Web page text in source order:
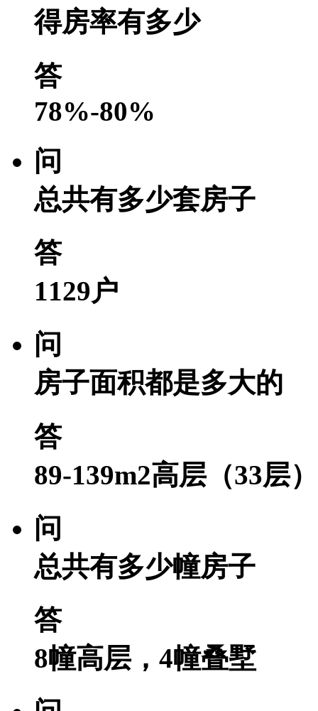
得房率有多少
答
78%-80%
问
总共有多少套房子
答
1129户
问
房子面积都是多大的
答
89-139m2高层（33层
问
总共有多少幢房子
答
8幢高层，4幢叠墅